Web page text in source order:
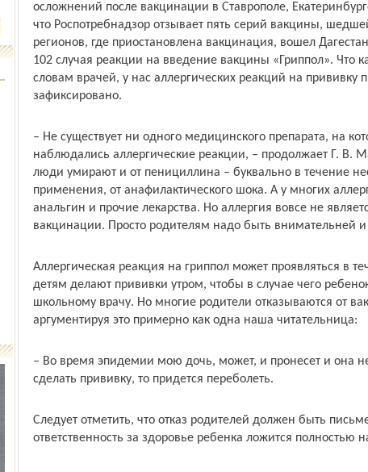
осложнений после вакцинации в Ставрополе,
что Роспотребнадзор отзывает пять серий вакцины,
регионов, где приостановлена вакцинация, вошел
102 случая реакции на введение вакцины «Гриппол». Что
словам врачей, у нас аллергических реакций на прививку
зафиксировано.
– Не существует ни одного медицинского препарата, на
наблюдались аллергические реакции, – продолжает Г. В.
люди умирают и от пенициллина – буквально в течение
применения, от анафилактического шока. А у многих
анальгин и прочие лекарства. Но аллергия вовсе не
вакцинации. Просто родителям надо быть внимательней
Аллергическая реакция на гриппол может проявляться в
детям делают прививки утром, чтобы в случае чего
школьному врачу. Но многие родители отказываются от
аргументируя это примерно как одна наша читательница:
– Во время эпидемии мою дочь, может, и пронесет и она не
сделать прививку, то придется переболеть.
Следует отметить, что отказ родителей должен быть
ответственность за здоровье ребенка ложится